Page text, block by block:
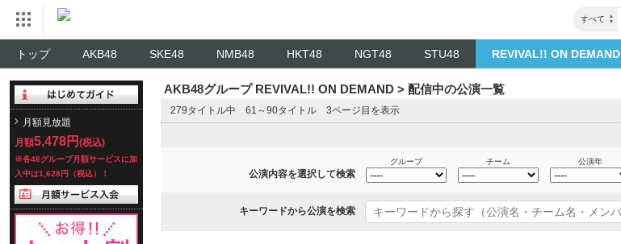
すべて
トップ AKB48 SKE48 NMB48 HKT48 NGT48 STU48 REVIVAL!! ON DEMAND
月額見放題
月額5,478円 (税込)
※各48グループ月額サービスに加
入中は1,628円（税込）！
AKB48グループ REVIVAL!! ON DEMAND > 配信中の公演一覧
279タイトル中 61～90タイトル 3ページ目を表示
公演内容を選択して検索
グループ チーム 公演年
キーワードから公演を検索